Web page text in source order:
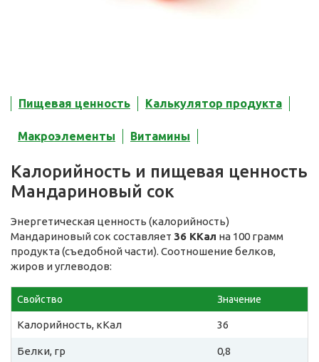
Пищевая ценность Калькулятор продукта
Макроэлементы Витамины
Калорийность и пищевая ценность
Мандариновый сок
Энергетическая ценность (калорийность)
Мандариновый сок составляет 36 ККал на 100 грамм
продукта (съедобной части). Соотношение белков,
жиров и углеводов:
Свойство Значение
Калорийность, кКал 36
Белки, гр 0,8